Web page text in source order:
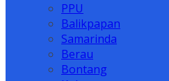
PPU
Balikpapan
Samarinda
Berau
Bontang